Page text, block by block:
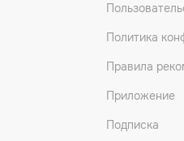
Политика
Правила
Приложение
Подписка